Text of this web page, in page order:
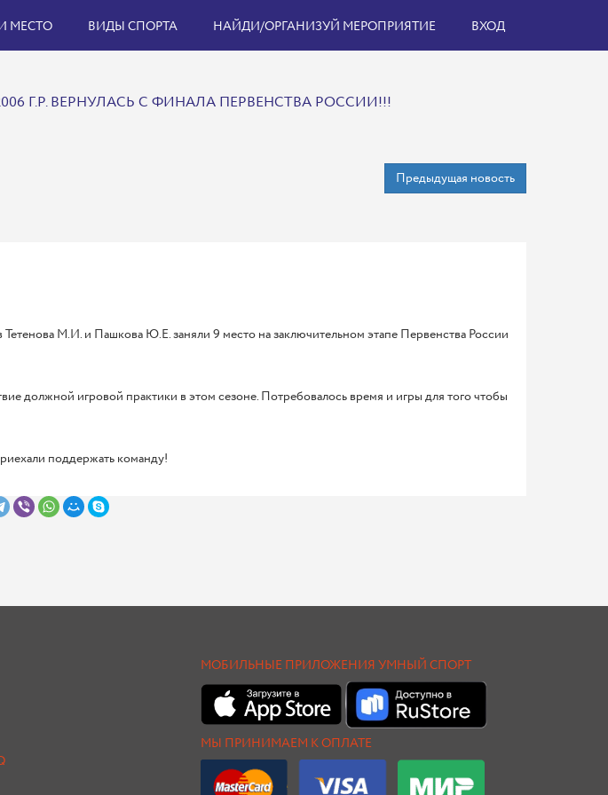
МЕСТО ВИДЫ СПОРТА НАЙДИ/ОРГАНИЗУЙ МЕРОПРИЯТИЕ ВХОД
Г.Р. ВЕРНУЛАСЬ С ФИНАЛА ПЕРВЕНСТВА РОССИИ!!!
Предыдущая новость
М.И. и Пашкова Ю.Е. заняли 9 место на заключительном этапе Первенства России
должной игровой практики в этом сезоне. Потребовалось время и игры для того чтобы
поддержать команду!
МОБИЛЬНЫЕ ПРИЛОЖЕНИЯ УМНЫЙ СПОРТ
МЫ ПРИНИМАЕМ К ОПЛАТЕ